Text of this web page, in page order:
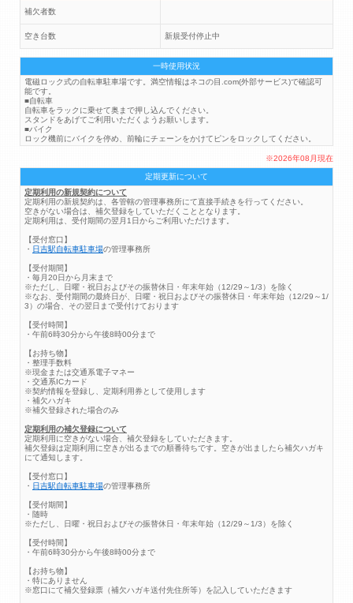
補欠者数
空き台数 新規受付停止中
一時使用状況
電磁ロック式の自転車駐車場です。満空情報はネコの目.com(外部サービス)で確認可
能です。
■自転車
自転車をラックに乗せて奥まで押し込んでください。
スタンドをあげてご利用いただくようお願いします。
■バイク
ロック機前にバイクを停め、前輪にチェーンをかけてピンをロックしてください。
※2026年08月現在
定期更新について
定期利用の新規契約について
定期利用の新規契約は、各管轄の管理事務所にて直接手続きを行ってください。
空きがない場合は、補欠登録をしていただくこととなります。
定期利用は、受付期間の翌月1日からご利用いただけます。
【受付窓口】
・ 日吉駅自転車駐車場の管理事務所
【受付期間】
・毎月20日から月末まで
※ただし、日曜・祝日およびその振替休日・年末年始（12/29～1/3）を除く
※なお、受付期間の最終日が、日曜・祝日およびその振替休日・年末年始（12/29～1/
3）の場合、その翌日まで受付けております
【受付時間】
・午前6時30分から午後8時00分まで
【お持ち物】
・整理手数料
※現金または交通系電子マネー
・交通系ICカード
※契約情報を登録し、定期利用券として使用します
・補欠ハガキ
※補欠登録された場合のみ
定期利用の補欠登録について
定期利用に空きがない場合、補欠登録をしていただきます。
補欠登録は定期利用に空きが出るまでの順番待ちです。空きが出ましたら補欠ハガキ
にて通知します。
【受付窓口】
・ 日吉駅自転車駐車場の管理事務所
【受付期間】
・随時
※ただし、日曜・祝日およびその振替休日・年末年始（12/29～1/3）を除く
【受付時間】
・午前6時30分から午後8時00分まで
【お持ち物】
・特にありません
※窓口にて補欠登録票（補欠ハガキ送付先住所等）を記入していただきます